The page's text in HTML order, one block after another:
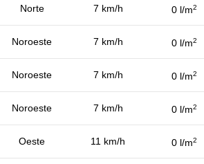
Norte 7 km/h 0 l/m2
Noroeste 7 km/h 0 l/m2
Noroeste 7 km/h 0 l/m2
Noroeste 7 km/h 0 l/m2
Oeste 11 km/h 0 l/m2